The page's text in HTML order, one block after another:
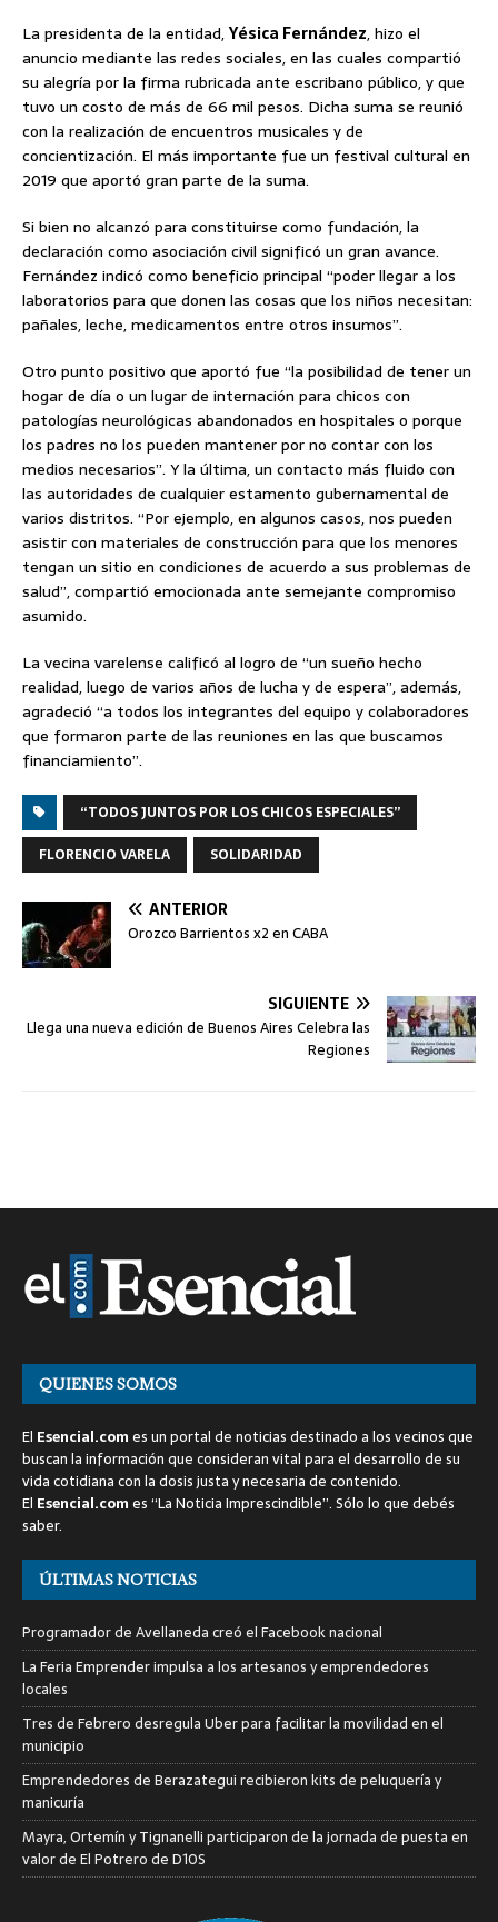
La presidenta de la entidad,Yésica Fernández, hizo el
anuncio mediante las redes sociales, en las cuales compartió
su alegría por la firma rubricada ante escribano público, y que
tuvo un costo de más de 66 mil pesos. Dicha suma se reunió
con la realización de encuentros musicales y de
concientización. El más importante fue un festival cultural en
2019 que aportó gran parte de la suma.
Si bien no alcanzó para constituirse como fundación, la
declaración como asociación civil significó un gran avance.
Fernández indicó como beneficio principal “poder llegar a los
laboratorios para que donen las cosas que los niños necesitan:
pañales, leche, medicamentos entre otros insumos”.
Otro punto positivo que aportó fue “la posibilidad de tener un
hogar de día o un lugar de internación para chicos con
patologías neurológicas abandonados en hospitales o porque
los padres no los pueden mantener por no contar con los
medios necesarios”. Y la última, un contacto más fluido con
las autoridades de cualquier estamento gubernamental de
varios distritos. “Por ejemplo, en algunos casos, nos pueden
asistir con materiales de construcción para que los menores
tengan un sitio en condiciones de acuerdo a sus problemas de
salud”, compartió emocionada ante semejante compromiso
asumido.
La vecina varelense calificó al logro de “un sueño hecho
realidad, luego de varios años de lucha y de espera”, además,
agradeció “a todos los integrantes del equipo y colaboradores
que formaron parte de las reuniones en las que buscamos
financiamiento”.
“TODOS JUNTOS POR LOS CHICOS ESPECIALES”
FLORENCIO VARELA
SOLIDARIDAD
ANTERIOR
Orozco Barrientos x2 en CABA
SIGUIENTE
Llega una nueva edición de Buenos Aires Celebra las
Regiones
QUIENES SOMOS
El Esencial.comes un portal de noticias destinado a los vecinos que
buscan la información que consideran vital para el desarrollo de su
vida cotidiana con la dosis justa y necesaria de contenido.
El Esencial.comes “La Noticia Imprescindible”. Sólo lo que debés
saber.
ÚLTIMAS NOTICIAS
Programador de Avellaneda creó el Facebook nacional
La Feria Emprender impulsa a los artesanos y emprendedores
locales
Tres de Febrero desregula Uber para facilitar la movilidad en el
municipio
Emprendedores de Berazategui recibieron kits de peluquería y
manicuría
Mayra, Ortemín y Tignanelli participaron de la jornada de puesta en
valor de El Potrero de D10S